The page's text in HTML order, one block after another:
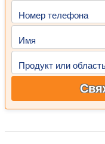
Номер телефона
Имя
Продукт или